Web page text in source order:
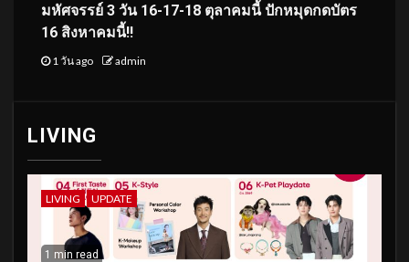
มหัศจรรย์ 3 วัน 16-17-18 ตุลาคมนี้ ปักหมุดกดบัตร
16 สิงหาคมนี้!!
1 วัน ago admin
LIVING
LIVING UPDATE
1 min read